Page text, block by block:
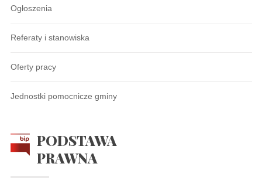
Ogłoszenia
Referaty i stanowiska
Oferty pracy
Jednostki pomocnicze gminy
PODSTAWA
PRAWNA